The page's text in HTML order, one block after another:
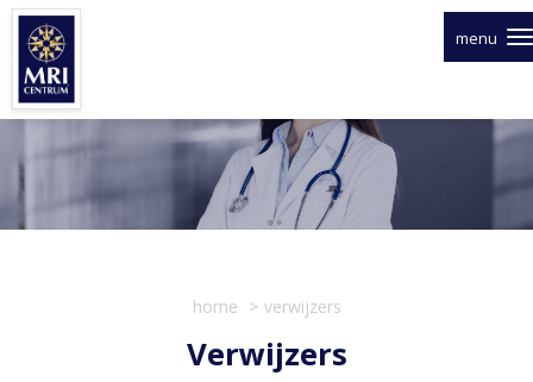
Overslaan
naar
inhoud
menu
home verwijzers
Verwijzers